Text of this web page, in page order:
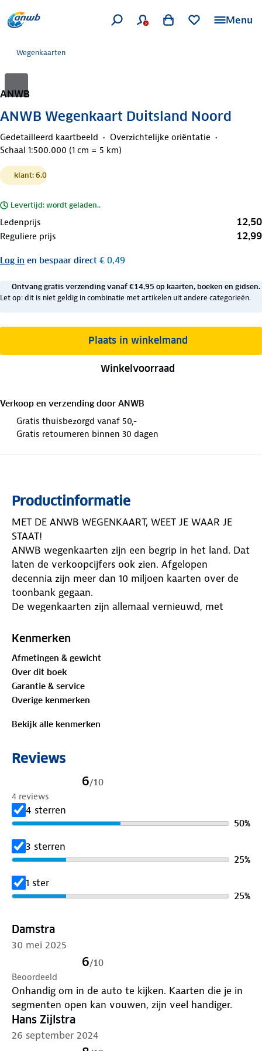
Menu
Wegenkaarten
ANWB
ANWB Wegenkaart Duitsland Noord
Gedetailleerd kaartbeeld
Overzichtelijke oriëntatie
Schaal 1:500.000 (1 cm = 5 km)
klant: 6.0
Levertijd: wordt geladen..
Ledenprijs 12,50
Reguliere prijs 12,99
Log in en bespaar direct € 0,49
Ontvang gratis verzending vanaf €14,95 op kaarten, boeken en gidsen.
Let op: dit is niet geldig in combinatie met artikelen uit andere categorieën.
Plaats in winkelmand
Winkelvoorraad
Verkoop en verzending door ANWB
Gratis thuisbezorgd vanaf 50,-
Gratis retourneren binnen 30 dagen
Productinformatie
MET DE ANWB WEGENKAART, WEET JE WAAR JE
STAAT!
ANWB wegenkaarten zijn een begrip in het land. Dat
laten de verkoopcijfers ook zien. Afgelopen
decennia zijn meer dan 10 miljoen kaarten over de
toonbank gegaan.
De wegenkaarten zijn allemaal vernieuwd, met
minder makkelijk scheurt, zodat ze veelvuldig in- en
duidelijker overzicht van het wegennet en zijn nu
nog compacter en handzamer.
Met de gedetailleerde en nauwkeurige ANWB
Wegenkaart Duitsland 3. Duitsland noord ga je goed
voorbereid op autovakantie. Schaal van 1:500.000 (1
• Overzichtelijke oriëntatie
• Schaal 1:500.000 (1 cm = 5 km)
Kenmerken
Afmetingen & gewicht
Over dit boek
Garantie & service
Overige kenmerken
Bekijk alle kenmerken
Reviews
6/10
4 reviews
4 sterren
50%
3 sterren
25%
1 ster
25%
Damstra
30 mei 2025
6/10
Beoordeeld
Onhandig om in de auto te kijken. Kaarten die je in
segmenten open kan vouwen, zijn veel handiger.
Hans Zijlstra
26 september 2024